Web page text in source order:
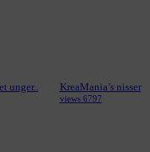
unger.. KreaMania’s nisser
views 6797